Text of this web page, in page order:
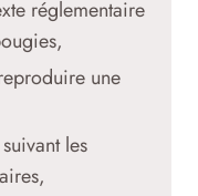
réglementaire
une
les